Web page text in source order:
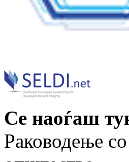
Се наоѓаш
Раководење